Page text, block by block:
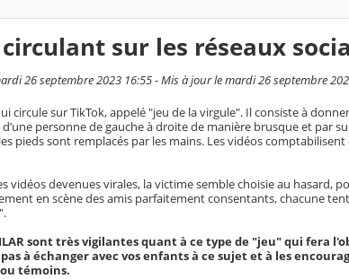
sur les réseaux
26 septembre 2023 16:55 - Mis à jour le mardi 26 septembre
circule sur TikTok, appelé "jeu de la virgule". Il consiste à
personne de gauche à droite de manière brusque et par
pieds sont remplacés par les mains. Les vidéos comptabilisent
vidéos devenues virales, la victime semble choisie au hasard,
en scène des amis parfaitement consentants, chacune
sont très vigilantes quant à ce type de "jeu" qui fera
à échanger avec vos enfants à ce sujet et à les
témoins.